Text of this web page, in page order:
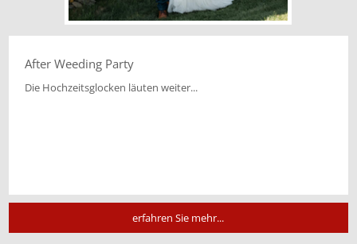
After Weeding Party
Die Hochzeitsglocken läuten weiter...
erfahren Sie mehr...